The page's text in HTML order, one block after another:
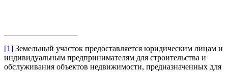
[1] Земельный участок предоставляется юридическим лицам и
индивидуальным предпринимателям для строительства и
обслуживания объектов недвижимости, предназначенных для